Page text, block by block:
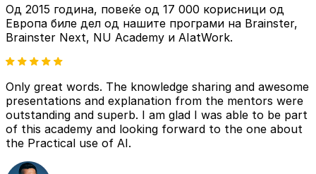
Од 2015 година, повеќе од 17 000 корисници од
Европа биле дел од нашите програми на Brainster,
Brainster Next, NU Academy и AIatWork.
Only great words. The knowledge sharing and awesome
presentations and explanation from the mentors were
outstanding and superb. I am glad I was able to be part
of this academy and looking forward to the one about
the Practical use of AI.